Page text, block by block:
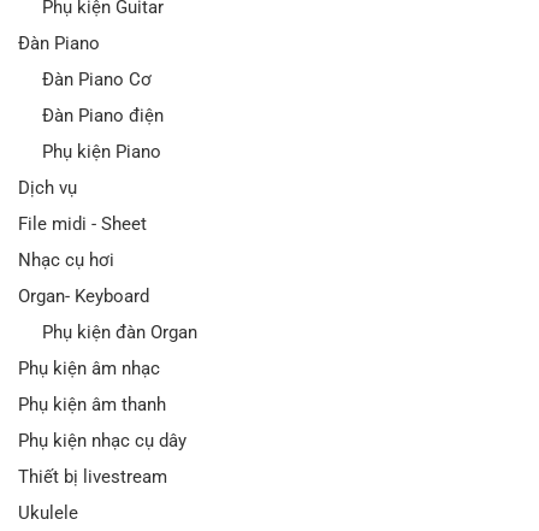
Phụ kiện Guitar
Đàn Piano
Đàn Piano Cơ
Đàn Piano điện
Phụ kiện Piano
Dịch vụ
File midi - Sheet
Nhạc cụ hơi
Organ- Keyboard
Phụ kiện đàn Organ
Phụ kiện âm nhạc
Phụ kiện âm thanh
Phụ kiện nhạc cụ dây
Thiết bị livestream
Ukulele